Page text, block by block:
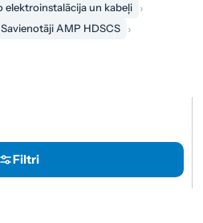
elektroinstalācija un kabeļi
Savienotāji AMP HDSCS
Filtri